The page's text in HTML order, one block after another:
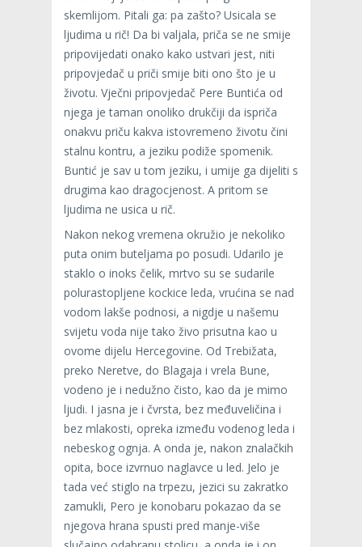
skemlijom. Pitali ga: pa zašto? Usicala se
ljudima u rič! Da bi valjala, priča se ne smije
pripovijedati onako kako ustvari jest, niti
pripovjedač u priči smije biti ono što je u
životu. Vječni pripovjedač Pere Buntića od
njega je taman onoliko drukčiji da ispriča
onakvu priču kakva istovremeno životu čini
stalnu kontru, a jeziku podiže spomenik.
Buntić je sav u tom jeziku, i umije ga dijeliti s
drugima kao dragocjenost. A pritom se
ljudima ne usica u rič.
Nakon nekog vremena okružio je nekoliko
puta onim buteljama po posudi. Udarilo je
staklo o inoks čelik, mrtvo su se sudarile
polurastopljene kockice leda, vrućina se nad
vodom lakše podnosi, a nigdje u našemu
svijetu voda nije tako živo prisutna kao u
ovome dijelu Hercegovine. Od Trebižata,
preko Neretve, do Blagaja i vrela Bune,
vodeno je i nedužno čisto, kao da je mimo
ljudi. I jasna je i čvrsta, bez međuveličina i
bez mlakosti, opreka između vodenog leda i
nebeskog ognja. A onda je, nakon znalačkih
opita, boce izvrnuo naglavce u led. Jelo je
tada već stiglo na trpezu, jezici su zakratko
zamukli, Pero je konobaru pokazao da se
njegova hrana spusti pred manje-više